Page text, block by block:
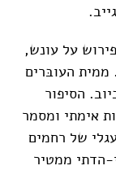
על עונש,
ממית העובּרים
הסיפור
אימתי ומסמר
של רחמים
הדתי ממטיר